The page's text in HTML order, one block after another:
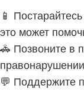
📱
это может
🚓 Позвоните в
💬 Поддержите